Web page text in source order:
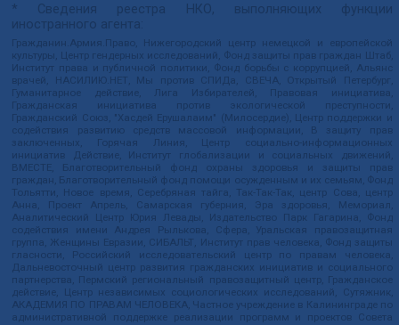
* Сведения реестра НКО, выполняющих функции
иностранного агента:
Гражданин.Армия.Право, Нижегородский центр немецкой и европейской
культуры, Центр гендерных исследований, Фонд защиты прав граждан Штаб,
Институт права и публичной политики, Фонд борьбы с коррупцией, Альянс
врачей, НАСИЛИЮ.НЕТ, Мы против СПИДа, СВЕЧА, Открытый Петербург,
Гуманитарное действие, Лига Избирателей, Правовая инициатива,
Гражданская инициатива против экологической преступности,
Гражданский Союз, "Хасдей Ерушалаим" (Милосердие), Центр поддержки и
содействия развитию средств массовой информации, В защиту прав
заключенных, Горячая Линия, Центр социально-информационных
инициатив Действие, Институт глобализации и социальных движений,
ВМЕСТЕ, Благотворительный фонд охраны здоровья и защиты прав
граждан, Благотворительный фонд помощи осужденным и их семьям, Фонд
Тольятти, Новое время, Серебряная тайга, Так-Так-Так, центр Сова, центр
Анна, Проект Апрель, Самарская губерния, Эра здоровья, Мемориал,
Аналитический Центр Юрия Левады, Издательство Парк Гагарина, Фонд
содействия имени Андрея Рылькова, Сфера, Уральская правозащитная
группа, Женщины Евразии, СИБАЛЬТ, Институт прав человека, Фонд защиты
гласности, Российский исследовательский центр по правам человека,
Дальневосточный центр развития гражданских инициатив и социального
партнерства, Пермский региональный правозащитный центр, Гражданское
действие, Центр независимых социологических исследований, Сутяжник,
АКАДЕМИЯ ПО ПРАВАМ ЧЕЛОВЕКА, Частное учреждение в Калининграде по
административной поддержке реализации программ и проектов Совета